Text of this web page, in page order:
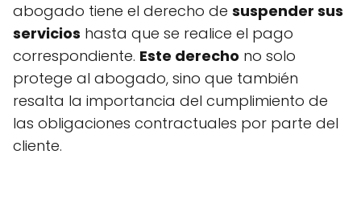
abogado tiene el derecho de suspender sus
servicios hasta que se realice el pago
correspondiente. Este derecho no solo
protege al abogado, sino que también
resalta la importancia del cumplimiento de
las obligaciones contractuales por parte del
cliente.